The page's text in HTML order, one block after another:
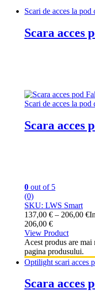
Scari de acces la pod
Scara acces
Scari de acces la pod
Scara acces
0 out of 5
(0)
SKU: LWS Smart
137,00 € – 206,00 €
206,00 €
View Product
Acest produs are
pagina produsului.
Optilight scari acces
Scara acces